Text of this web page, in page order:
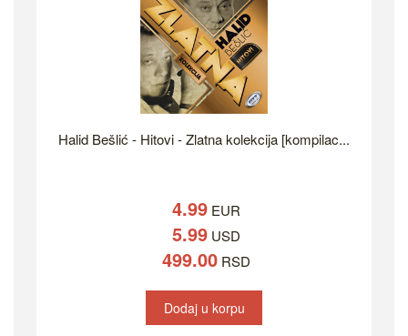
Halid Bešlić - Hitovi - Zlatna kolekcija [kompilac...
4.99 EUR
5.99 USD
499.00 RSD
Dodaj u korpu